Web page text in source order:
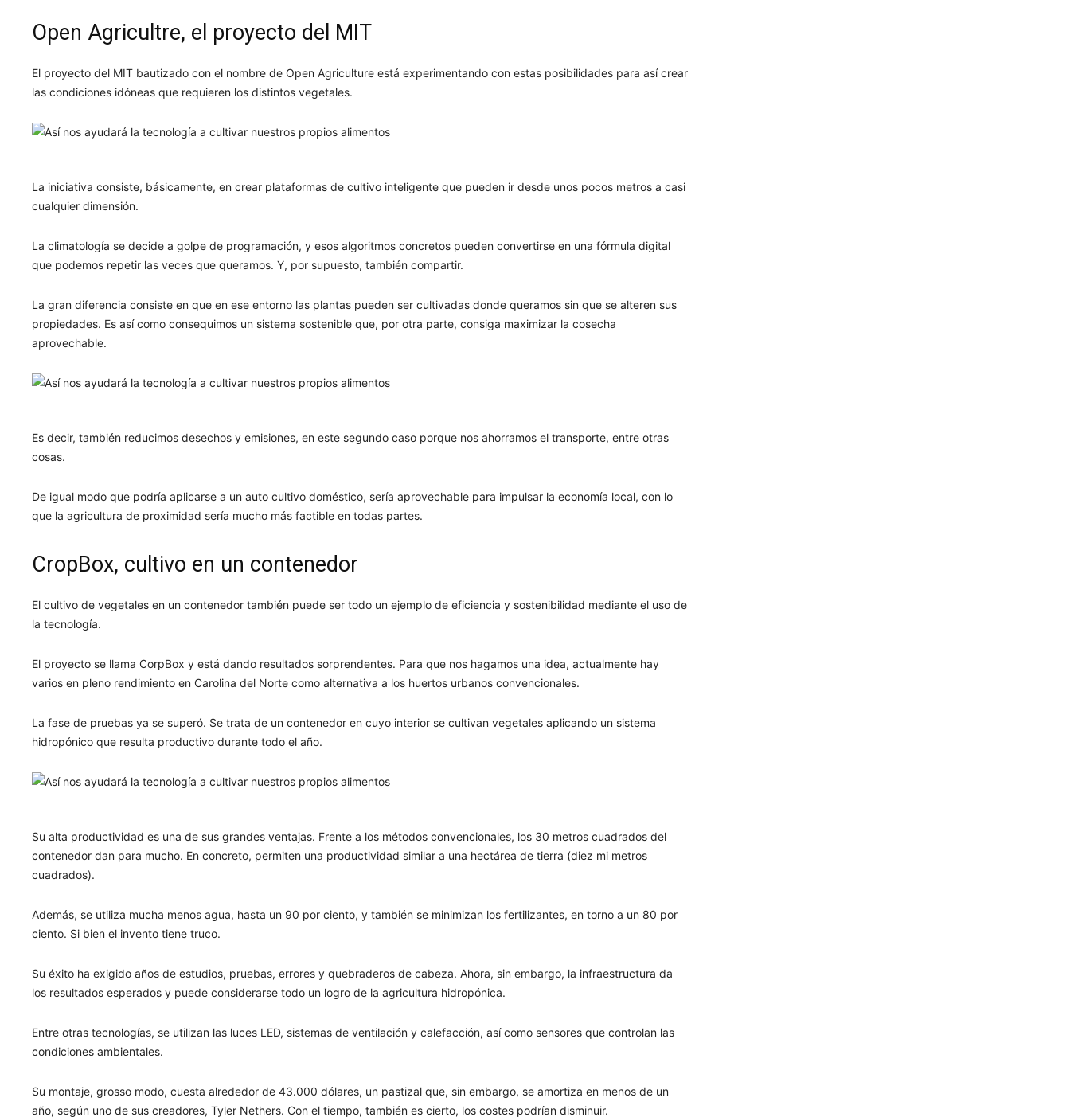
Open Agricultre, el proyecto del MIT
El proyecto del MIT bautizado con el nombre de Open Agriculture está experimentando con estas posibilidades para así crear
las condiciones idóneas que requieren los distintos vegetales.
La iniciativa consiste, básicamente, en crear plataformas de cultivo inteligente que pueden ir desde unos pocos metros a casi
cualquier dimensión.
La climatología se decide a golpe de programación, y esos algoritmos concretos pueden convertirse en una fórmula digital
que podemos repetir las veces que queramos. Y, por supuesto, también compartir.
La gran diferencia consiste en que en ese entorno las plantas pueden ser cultivadas donde queramos sin que se alteren sus
propiedades. Es así como consequimos un sistema sostenible que, por otra parte, consiga maximizar la cosecha
aprovechable.
Es decir, también reducimos desechos y emisiones, en este segundo caso porque nos ahorramos el transporte, entre otras
cosas.
De igual modo que podría aplicarse a un auto cultivo doméstico, sería aprovechable para impulsar la economía local, con lo
que la agricultura de proximidad sería mucho más factible en todas partes.
CropBox, cultivo en un contenedor
El cultivo de vegetales en un contenedor también puede ser todo un ejemplo de eficiencia y sostenibilidad mediante el uso de
la tecnología.
El proyecto se llama CorpBox y está dando resultados sorprendentes. Para que nos hagamos una idea, actualmente hay
varios en pleno rendimiento en Carolina del Norte como alternativa a los huertos urbanos convencionales.
La fase de pruebas ya se superó. Se trata de un contenedor en cuyo interior se cultivan vegetales aplicando un sistema
hidropónico que resulta productivo durante todo el año.
Su alta productividad es una de sus grandes ventajas. Frente a los métodos convencionales, los 30 metros cuadrados del
contenedor dan para mucho. En concreto, permiten una productividad similar a una hectárea de tierra (diez mi metros
cuadrados).
Además, se utiliza mucha menos agua, hasta un 90 por ciento, y también se minimizan los fertilizantes, en torno a un 80 por
ciento. Si bien el invento tiene truco.
Su éxito ha exigido años de estudios, pruebas, errores y quebraderos de cabeza. Ahora, sin embargo, la infraestructura da
los resultados esperados y puede considerarse todo un logro de la agricultura hidropónica.
Entre otras tecnologías, se utilizan las luces LED, sistemas de ventilación y calefacción, así como sensores que controlan las
condiciones ambientales.
Su montaje, grosso modo, cuesta alrededor de 43.000 dólares, un pastizal que, sin embargo, se amortiza en menos de un
año, según uno de sus creadores, Tyler Nethers. Con el tiempo, también es cierto, los costes podrían disminuir.